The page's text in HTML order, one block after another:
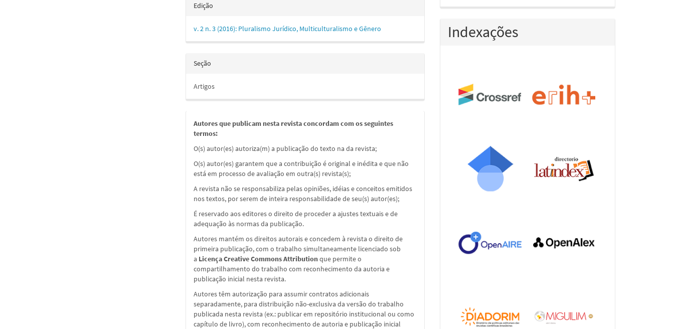
Edição
v. 2 n. 3 (2016): Pluralismo Jurídico, Multiculturalismo e Gênero
Seção
Artigos
Autores que publicam nesta revista concordam com os seguintes
termos:
O(s) autor(es) autoriza(m) a publicação do texto na da revista;
O(s) autor(es) garantem que a contribuição é original e inédita e que não
está em processo de avaliação em outra(s) revista(s);
A revista não se responsabiliza pelas opiniões, idéias e conceitos emitidos
nos textos, por serem de inteira responsabilidade de seu(s) autor(es);
É reservado aos editores o direito de proceder a ajustes textuais e de
adequação às normas da publicação.
Autores mantém os direitos autorais e concedem à revista o direito de
primeira publicação, com o trabalho simultaneamente licenciado sob
a Licença Creative Commons Attributionque permite o
compartilhamento do trabalho com reconhecimento da autoria e
publicação inicial nesta revista.
Autores têm autorização para assumir contratos adicionais
separadamente, para distribuição não-exclusiva da versão do trabalho
publicada nesta revista (ex.: publicar em repositório institucional ou como
capítulo de livro), com reconhecimento de autoria e publicação inicial
Indexações